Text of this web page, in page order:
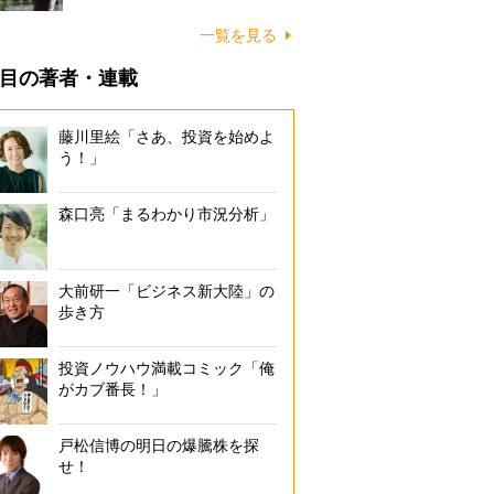
一覧を見る
の著者・連載
藤川里絵「さあ、投資を始めよ
う！」
森口亮「まるわかり市況分析」
大前研一「ビジネス新大陸」の
歩き方
投資ノウハウ満載コミック「俺
がカブ番長！」
戸松信博の明日の爆騰株を探
せ！